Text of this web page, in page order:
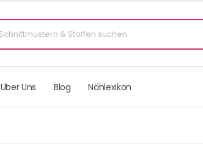
Über Uns Blog Nählexikon